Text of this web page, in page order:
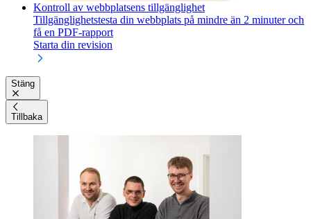
Kontroll av webbplatsens tillgänglighet
Tillgänglighetstesta din webbplats på mindre än 2 minuter och
få en PDF-rapport
Starta din revision
Stäng
Tillbaka